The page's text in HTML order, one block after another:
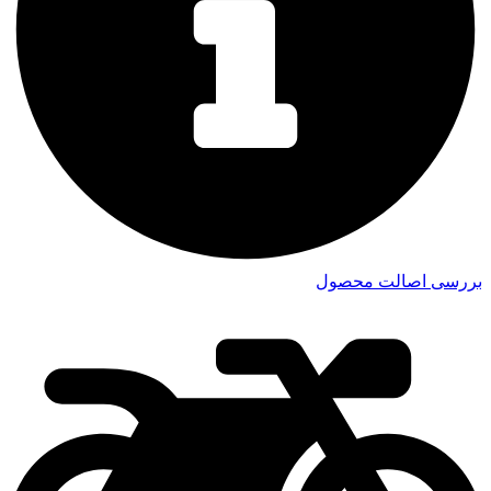
بررسی اصالت محصول